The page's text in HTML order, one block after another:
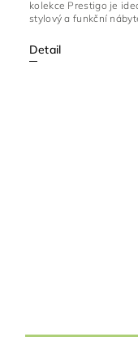
Detail
kolekce Prestigo je
stylový a funkční